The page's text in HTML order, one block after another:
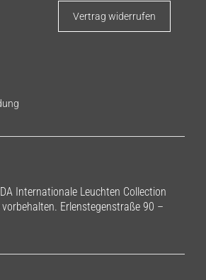
Vertrag widerrufen
Internationale Leuchten Collection
Erlenstegenstraße 90 –